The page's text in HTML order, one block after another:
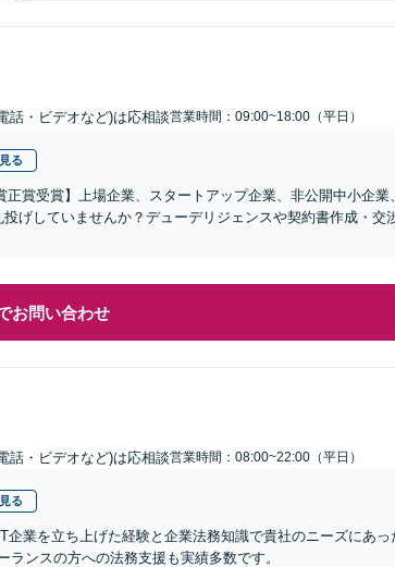
話・ビデオなど)は応相談営業時間：09:00~18:00（平日）
る
正賞受賞】上場企業、スタートアップ企業、非公開中小企
げしていませんか？デューデリジェンスや契約書作成・交
お問い合わせ
話・ビデオなど)は応相談営業時間：08:00~22:00（平日）
る
企業を立ち上げた経験と企業法務知識で貴社のニーズにあ
ンスの方への法務支援も実績多数です。